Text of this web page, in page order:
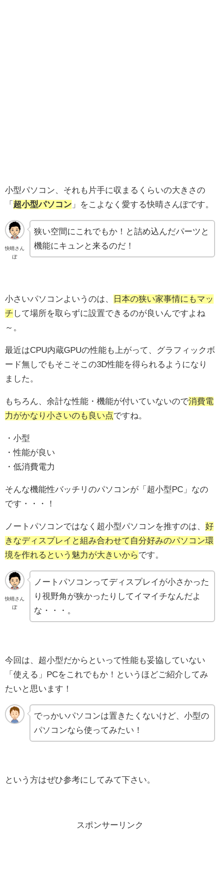
小型パソコン、それも片手に収まるくらいの大きさの
「 超小型パソコン 」をこよなく愛する快晴さんぽです。
快晴さん
ぽ
狭い空間にこれでもか！と詰め込んだパーツと
機能にキュンと来るのだ！
小さいパソコンよいうのは、
日本の狭い家事情にもマッ
チ して場所を取らずに設置できるのが良いんですよね
～。
最近はCPU内蔵GPUの性能も上がって、グラフィックボ
ード無しでもそこそこの3D性能を得られるようになり
ました。
もちろん、余計な性能・機能が付いていないので消費電
力がかなり小さいのも良い点ですね。
・小型
・性能が良い
・低消費電力
そんな機能性バッチリのパソコンが「超小型PC」なの
です・・・！
ノートパソコンではなく超小型パソコンを推すのは、 好
きなディスプレイと組み合わせて自分好みのパソコン環
境を作れるという魅力が大きいからです。
快晴さん
ぽ
ノートパソコンってディスプレイが小さかった
り視野角が狭かったりしてイマイチなんだよ
な・・・。
今回は、超小型だからといって性能も妥協していない
「使える」PCをこれでもか！というほどご紹介してみ
たいと思います！
でっかいパソコンは置きたくないけど、小型の
パソコンなら使ってみたい！
という方はぜひ参考にしてみて下さい。
スポンサーリンク